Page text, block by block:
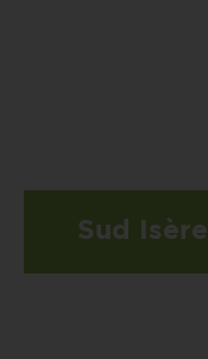
Sud Isère